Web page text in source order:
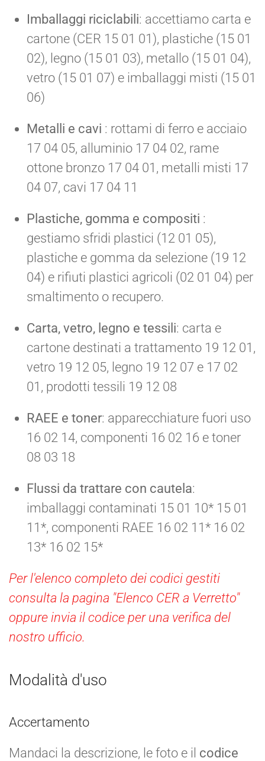
Imballaggi riciclabili: accettiamo carta e
cartone (CER 15 01 01), plastiche (15 01
02), legno (15 01 03), metallo (15 01 04),
vetro (15 01 07) e imballaggi misti (15 01
06)
Metalli e cavi : rottami di ferro e acciaio
17 04 05, alluminio 17 04 02, rame
ottone bronzo 17 04 01, metalli misti 17
04 07, cavi 17 04 11
Plastiche, gomma e compositi :
gestiamo sfridi plastici (12 01 05),
plastiche e gomma da selezione (19 12
04) e rifiuti plastici agricoli (02 01 04) per
smaltimento o recupero.
Carta, vetro, legno e tessili: carta e
cartone destinati a trattamento 19 12 01,
vetro 19 12 05, legno 19 12 07 e 17 02
01, prodotti tessili 19 12 08
RAEE e toner: apparecchiature fuori uso
16 02 14, componenti 16 02 16 e toner
08 03 18
Flussi da trattare con cautela:
imballaggi contaminati 15 01 10* 15 01
11*, componenti RAEE 16 02 11* 16 02
13* 16 02 15*
Per l'elenco completo dei codici gestiti
consulta la pagina "Elenco CER a Verretto"
oppure invia il codice per una verifica del
nostro ufficio.
Modalità d'uso
Accertamento
Mandaci la descrizione, le foto e il codice